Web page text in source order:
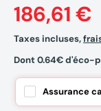
186,61 €
Taxes incluses,
Dont 0.64€ d'éco-
Assurance